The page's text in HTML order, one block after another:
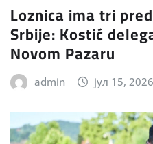
Loznica ima tri
Srbije: Kostić
Novom Pazaru
admin јул 15, 2026